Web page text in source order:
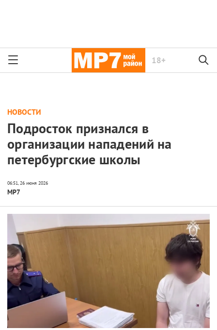
18+
НОВОСТИ
Подросток признался в
организации нападений на
петербургские школы
МР7